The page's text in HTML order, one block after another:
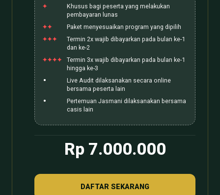
Khusus bagi peserta yang melakukan
pembayaran lunas
Paket menyesuaikan program yang dipilih
Termin 2x wajib dibayarkan pada bulan ke-1
dan ke-2
Termin 3x wajib dibayarkan pada bulan ke-1
hingga ke-3
Live Audit dilaksanakan secara online
bersama peserta lain
Pertemuan Jasmani dilaksanakan bersama
casis lain
Rp 7.000.000
DAFTAR SEKARANG